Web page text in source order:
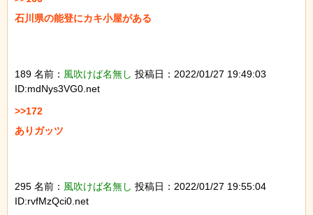
石川県の能登にカキ小屋がある
189 名前： 風吹けば名無し 投稿日：2022/01/27 19:49:03
ID:mdNys3VG0.net
>>172
ありガッツ
295 名前： 風吹けば名無し 投稿日：2022/01/27 19:55:04
ID:rvfMzQci0.net